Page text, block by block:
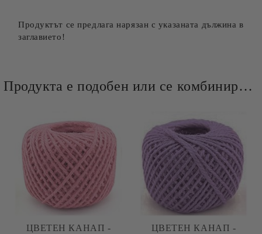
Продуктът се предлага нарязан с указаната дължина в
заглавието!
Продукта е подобен или се комбинира добре и със следните продукти :
ЦВЕТЕН КАНАП -
ЦВЕТЕН КАНАП -